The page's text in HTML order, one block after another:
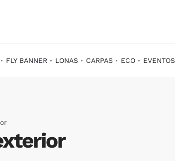
FLY BANNER LONAS CARPAS ECO EVENTOS